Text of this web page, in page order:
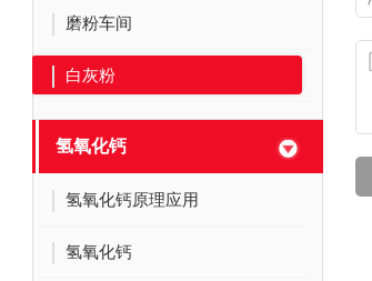
磨粉车间
白灰粉
氢氧化钙
氢氧化钙原理应用
氢氧化钙